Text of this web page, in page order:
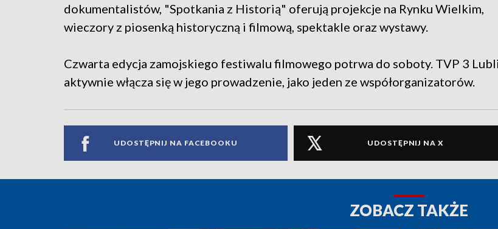
dokumentalistów, "Spotkania z Historią" oferują projekcje na Rynku Wielkim,
wieczory z piosenką historyczną i filmową, spektakle oraz wystawy.
Czwarta edycja zamojskiego festiwalu filmowego potrwa do soboty. TVP 3
aktywnie włącza się w jego prowadzenie, jako jeden ze współorganizatorów.
UDOSTĘPNIJ NA FACEBOOKU UDOSTĘPNIJ NA X
ZOBACZ TAKŻE